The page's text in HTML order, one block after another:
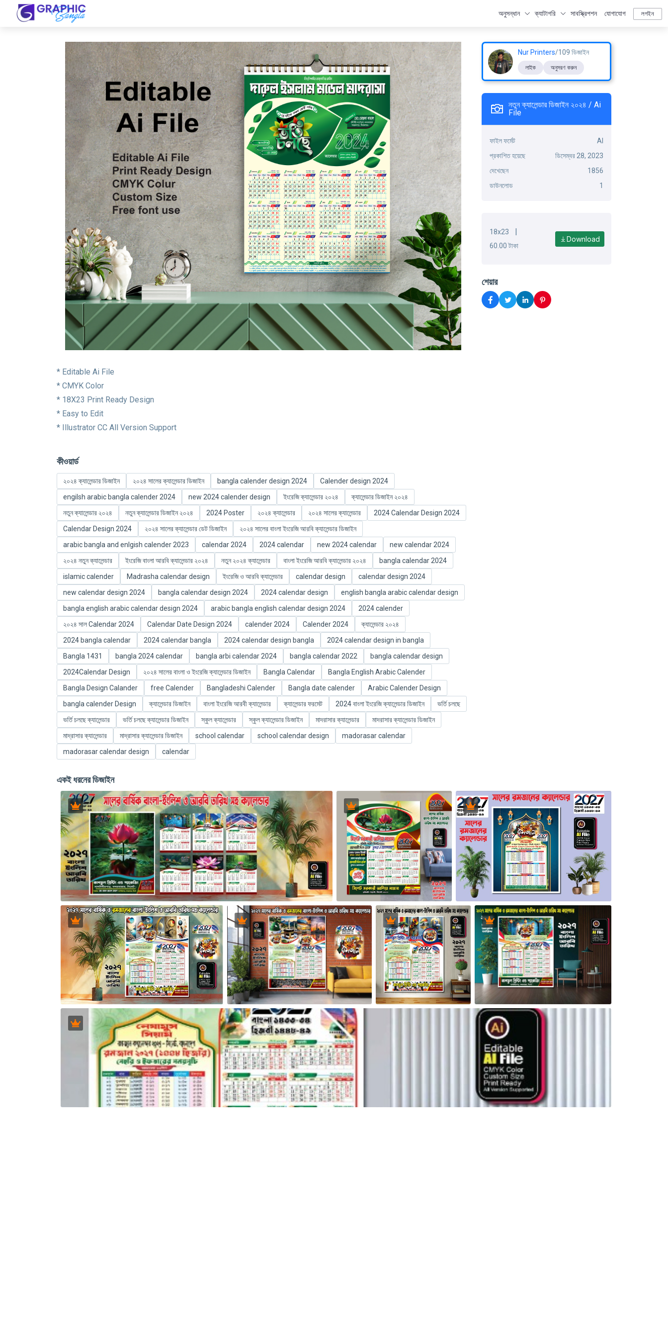
অনুসন্ধান ক্যাটাগরি সাবস্ক্রিপশন যোগাযোগ লগইন
* Editable Ai File
* CMYK Color
* 18X23 Print Ready Design
* Easy to Edit
* Illustrator CC All Version Support
কীওয়ার্ড
২০২৪ ক্যালেন্ডার ডিজাইন ২০২৪ সালের ক্যালেন্ডার ডিজাইন bangla calender design 2024
Calender design 2024
engilsh arabic bangla calender 2024
new 2024 calender design ইংরেজি ক্যালেন্ডার ২০২৪
ক্যালেন্ডার ডিজাইন ২০২৪
নতুন ক্যালেন্ডার ২০২৪
নতুন ক্যালেন্ডার ডিজাইন ২০২৪ 2024 Poster ২০২৪ ক্যালেন্ডার ২০২৪ সালের ক্যালেন্ডার
2024 Calendar Design 2024
Calendar Design 2024
২০২৪ সালের ক্যালেন্ডার ডেট ডিজাইন
২০২৪ সালের বাংলা ইংরেজি আরবি ক্যালেন্ডার ডিজাইন
arabic bangla and enlgish calender 2023
calendar 2024 2024 calendar new 2024 calendar
new calendar 2024
২০২৪ নতুন ক্যালেন্ডার
ইংরেজি বাংলা আরবি ক্যালেন্ডার ২০২৪ নতুন ২০২৪ ক্যালেন্ডার বাংলা ইংরেজি আরবি ক্যালেন্ডার ২০২৪
bangla calendar 2024
islamic calender
Madrasha calendar design ইংরেজি ও আরবি ক্যালেন্ডার calendar design
calendar design 2024
new calendar design 2024
bangla calendar design 2024 2024 calendar design
english bangla arabic calendar design
bangla english arabic calendar design 2024
arabic bangla english calendar design 2024
2024 calender
২০২৪ সাল Calendar 2024
Calendar Date Design 2024 calender 2024 Calender 2024
ক্যালেন্ডার ২০২৪
2024 bangla calendar
2024 calendar bangla 2024 calendar design bangla
2024 calendar design in bangla
Bangla 1431
bangla 2024 calendar bangla arbi calendar 2024 bangla calendar 2022
bangla calendar design
2024Calendar Design
২০২৪ সালের বাংলা ও ইংরেজি ক্যালেন্ডার ডিজাইন Bangla Calendar
Bangla English Arabic Calender
Bangla Design Calander
free Calender Bangladeshi Calender Bangla date calender
Arabic Calender Design
bangla calender Design
ক্যালেন্ডার ডিজাইন বাংলা ইংরেজি আরবী ক্যালেন্ডার ক্যালেন্ডার ফরমেট 2024 বাংলা ইংরেজি ক্যালেন্ডার ডিজাইন
ভর্তি চলছে
ভর্তি চলছে ক্যালেন্ডার
ভর্তি চলছে ক্যালেন্ডার ডিজাইন স্কুল ক্যালেন্ডার স্কুল ক্যালেন্ডার ডিজাইন মাদরাসার ক্যালেন্ডার
মাদরাসার ক্যালেন্ডার ডিজাইন
মাদ্রাসার ক্যালেন্ডার
মাদ্রাসার ক্যালেন্ডার ডিজাইন school calendar school calendar design
madorasar calendar
madorasar calendar design
calendar
Nur Printers/109 ডিজাইন
লাইক অনুসরণ করুন
নতুন ক্যালেন্ডার ডিজাইন ২০২৪ / Ai
File
ফাইল ফর্মেট
AI
প্রকাশিত হয়েছে
ডিসেম্বর 28, 2023
দেখেছেন
1856
ডাউনলোড
1
18x23 |
60.00 টাকা
Download
শেয়ার
একই ধরনের ডিজাইন